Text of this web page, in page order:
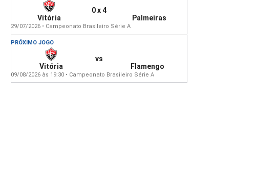
Vitória
0 x 4
Palmeiras
29/07/2026 • Campeonato Brasileiro Série A
PRÓXIMO JOGO
Vitória
vs
Flamengo
09/08/2026 às 19:30 • Campeonato Brasileiro Série A